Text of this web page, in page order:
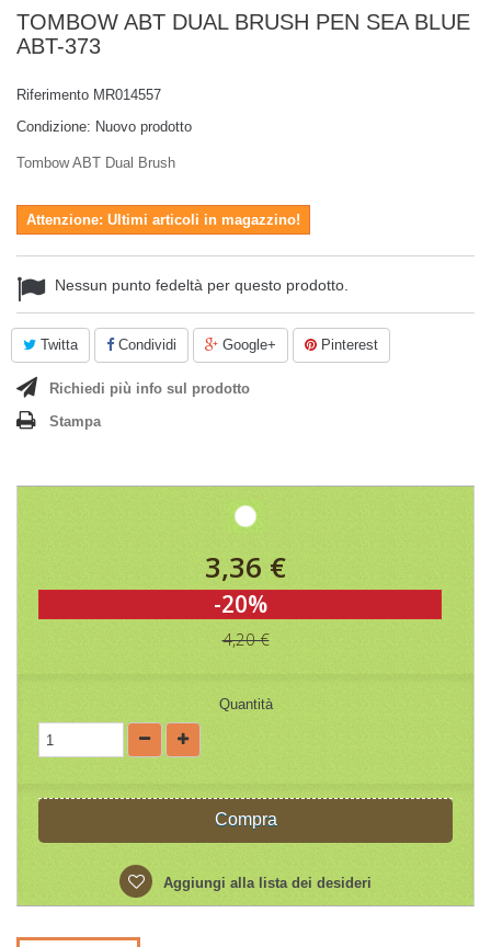
TOMBOW ABT DUAL BRUSH PEN SEA BLUE
ABT-373
Riferimento MR014557
Condizione: Nuovo prodotto
Tombow ABT Dual Brush
Attenzione: Ultimi articoli in magazzino!
Nessun punto fedeltà per questo prodotto.
Twitta Condividi Google+ Pinterest
Richiedi più info sul prodotto
Stampa
3,36 €
-20%
4,20 €
Quantità
Compra
Aggiungi alla lista dei desideri